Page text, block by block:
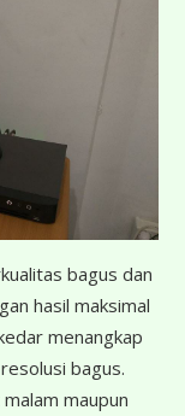
bagus dan
hasil maksimal
menangkap
bagus.
maupun